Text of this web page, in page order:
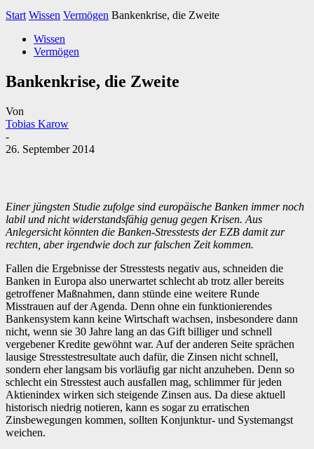
Start Wissen Vermögen Bankenkrise, die Zweite
Wissen
Vermögen
Bankenkrise, die Zweite
Von
Tobias Karow
-
26. September 2014
Einer jüngsten Studie zufolge sind europäische Banken immer noch
labil und nicht widerstandsfähig genug gegen Krisen. Aus
Anlegersicht könnten die Banken-Stresstests der EZB damit zur
rechten, aber irgendwie doch zur falschen Zeit kommen.
Fallen die Ergebnisse der Stresstests negativ aus, schneiden die
Banken in Europa also unerwartet schlecht ab trotz aller bereits
getroffener Maßnahmen, dann stünde eine weitere Runde
Misstrauen auf der Agenda. Denn ohne ein funktionierendes
Bankensystem kann keine Wirtschaft wachsen, insbesondere dann
nicht, wenn sie 30 Jahre lang an das Gift billiger und schnell
vergebener Kredite gewöhnt war. Auf der anderen Seite sprächen
lausige Stresstestresultate auch dafür, die Zinsen nicht schnell,
sondern eher langsam bis vorläufig gar nicht anzuheben. Denn so
schlecht ein Stresstest auch ausfallen mag, schlimmer für jeden
Aktienindex wirken sich steigende Zinsen aus. Da diese aktuell
historisch niedrig notieren, kann es sogar zu erratischen
Zinsbewegungen kommen, sollten Konjunktur- und Systemangst
weichen.